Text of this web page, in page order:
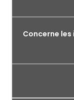
Concerne